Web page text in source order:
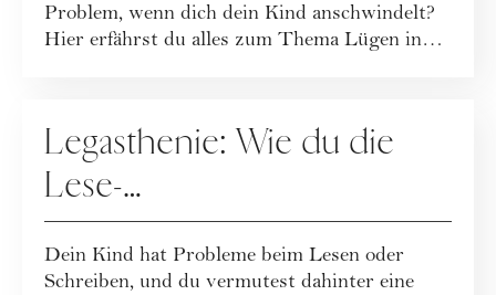
Problem, wenn dich dein Kind anschwindelt?
Hier erfährst du alles zum Thema Lügen in
Legasthenie: Wie du die
Lese-
Rechtschreibschwäche bei
Kindern erkennst
Dein Kind hat Probleme beim Lesen oder
Schreiben, und du vermutest dahinter eine